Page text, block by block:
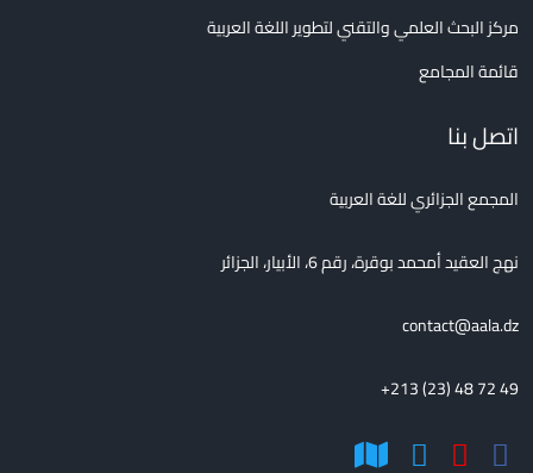
مركز البحث العلمي والتقني لتطوير اللغة العربية
قائمة المجامع
اتصل بنا
المجمع الجزائري للغة العربية
نهج العقيد أمحمد بوقرة، رقم 6، الأبيار، الجزائر
contact@aala.dz
+213 (23) 48 72 49